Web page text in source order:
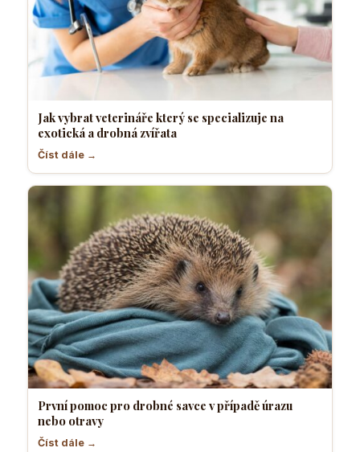
Jak vybrat veterináře který se specializuje na
exotická a drobná zvířata
Číst dále →
První pomoc pro drobné savce v případě úrazu
nebo otravy
Číst dále →